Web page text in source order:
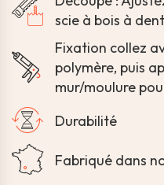
scie à bois à
Fixation collez
polymère, puis
mur/moulure
Durabilité
Fabriqué dans